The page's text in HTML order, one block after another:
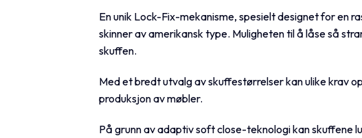
En unik Lock-Fix-mekanisme, spesielt designet for en
skinner av amerikansk type. Muligheten til å låse så
skuffen.
Med et bredt utvalg av skuffestørrelser kan ulike krav
produksjon av møbler.
På grunn av adaptiv soft close-teknologi kan skuffene